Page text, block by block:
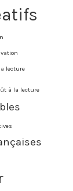
lecture
à la lecture